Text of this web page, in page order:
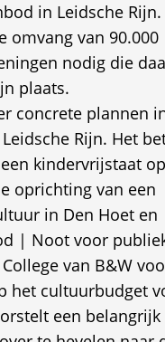
in Leidsche Rijn.
omvang van 90.000
nodig die
plaats.
concrete plannen
Rijn. Het
kindervrijstaat
oprichting van een
in Den Hoet en
| Noot voor
van B&W
het cultuurbudget
een belangrijk